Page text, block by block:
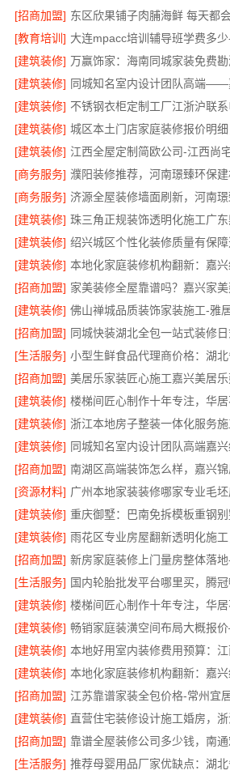
[招商加盟] 东区欣果铺子肉脯海鲜 每天都
[教育培训] 大连mpacc培训辅导班学费多
[建筑装修] 万赢饰家：海南同城家装免费
[建筑装修]
[建筑装修] 不锈钢衣柜定制工厂江浙沪联
[建筑装修]
[建筑装修] 江西全屋定制简欧公司-江西尚
[商务服务]
[商务服务]
[建筑装修]
[建筑装修]
[建筑装修] 本地化家庭装修机构翻新：嘉
[招商加盟] 家美装修全屋靠谱吗？嘉兴家
[建筑装修] 佛山禅城品质装饰家装施工-雅
[招商加盟] 同城快装湖北全包一站式装修
[生活服务]
[招商加盟] 美居乐家装匠心施工嘉兴美居
[建筑装修] 楼梯间匠心制作十年专注，华
[建筑装修] 浙江本地房子整装一体化服务
[建筑装修] 同城知名室内设计团队高端嘉
[招商加盟]
[资源材料]
[建筑装修] 重庆御墅：巴南免拆模板重钢
[建筑装修]
[招商加盟]
[生活服务] 国内轮胎批发平台哪里买，腾
[建筑装修] 楼梯间匠心制作十年专注，华
[建筑装修] 畅销家庭装潢空间布局大概报
[建筑装修]
[建筑装修] 本地化家庭装修机构翻新：嘉
[招商加盟] 江苏靠谱家装全包价格-常州宜
[建筑装修]
[招商加盟]
[生活服务]